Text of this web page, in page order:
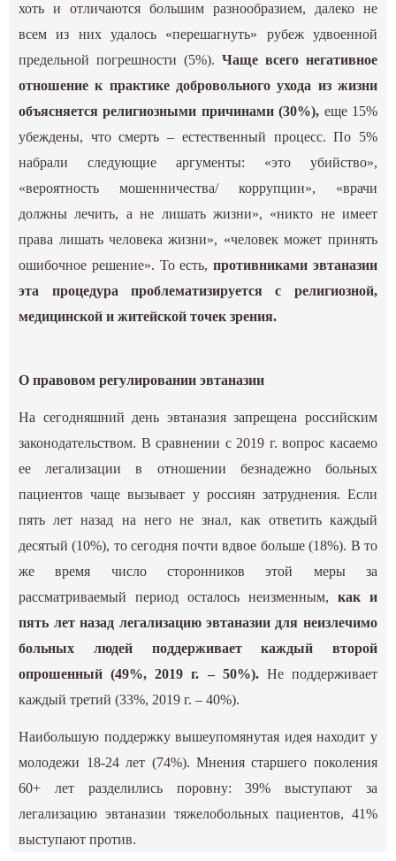
хоть и отличаются большим разнообразием, далеко не
всем из них удалось «перешагнуть» рубеж удвоенной
предельной погрешности (5%). Чаще всего негативное
отношение к практике добровольного ухода из жизни
объясняется религиозными причинами (30%), еще 15%
убеждены, что смерть – естественный процесс. По 5%
набрали следующие аргументы: «это убийство»,
«вероятность мошенничества/ коррупции», «врачи
должны лечить, а не лишать жизни», «никто не имеет
права лишать человека жизни», «человек может принять
ошибочное решение». То есть,противниками эвтаназии
эта процедура проблематизируется с религиозной,
медицинской и житейской точек зрения.
О правовом регулировании эвтаназии
На сегодняшний день эвтаназия запрещена российским
законодательством. В сравнении с 2019 г. вопрос касаемо
ее легализации в отношении безнадежно больных
пациентов чаще вызывает у россиян затруднения. Если
пять лет назад на него не знал, как ответить каждый
десятый (10%), то сегодня почти вдвое больше (18%). В то
же время число сторонников этой меры за
рассматриваемый период осталось неизменным, как и
пять лет назад легализацию эвтаназии для неизлечимо
больных людей поддерживает каждый второй
опрошенный (49%, 2019 г. – 50%). Не поддерживает
каждый третий (33%, 2019 г. – 40%).
Наибольшую поддержку вышеупомянутая идея находит у
молодежи 18-24 лет (74%). Мнения старшего поколения
60+ лет разделились поровну: 39% выступают за
легализацию эвтаназии тяжелобольных пациентов, 41%
выступают против.